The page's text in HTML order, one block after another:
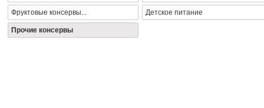
Фруктовые консервы... Детское питание
Прочие консервы